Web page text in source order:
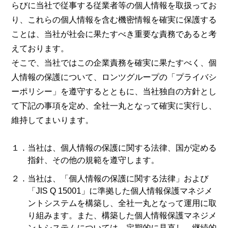
らびに当社で従事する従業者等の個人情報を取扱ってお
り、これらの個人情報を含む機密情報を確実に保護する
ことは、当社が社会に果たすべき重要な責務であると考
えております。
そこで、当社ではこの企業責務を確実に果たすべく、個
人情報の保護について、ロンツグループの「プライバシ
ーポリシー」を遵守するとともに、当社独自の方針とし
て下記の事項を定め、全社一丸となって確実に実行し、
維持してまいります。
１．当社は、個人情報の保護に関する法律、国が定める
指針、その他の規範を遵守します。
２．当社は、「個人情報の保護に関する法律」および
「JIS Q 15001」に準拠した個人情報保護マネジメ
ントシステムを構築し、全社一丸となって運用に取
り組みます。また、構築した個人情報保護マネジメ